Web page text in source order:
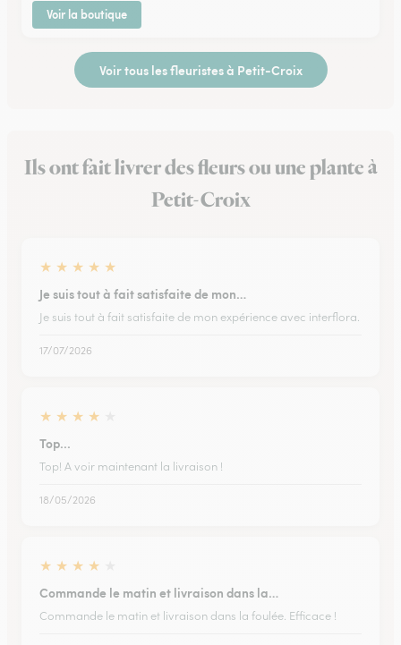
Voir la boutique
Voir tous les fleuristes à Petit-Croix
Ils ont fait livrer des fleurs ou une plante à
Petit-Croix
★ ★ ★ ★ ★
Je suis tout à fait satisfaite de mon…
Je suis tout à fait satisfaite de mon expérience avec interflora.
17/07/2026
★ ★ ★ ★
Top...
Top! A voir maintenant la livraison !
18/05/2026
★ ★ ★ ★
Commande le matin et livraison dans la…
Commande le matin et livraison dans la foulée. Efficace !